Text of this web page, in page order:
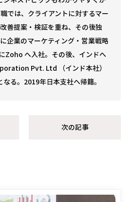
では、クライアントに対するマー
善提案・検証を重ね、その後独
企業のマーケティング・営業戦略
Zoho へ入社。その後、インドへ
Pvt. Ltd （インド本社）
る。2019年日本支社へ帰籍。
次の記事